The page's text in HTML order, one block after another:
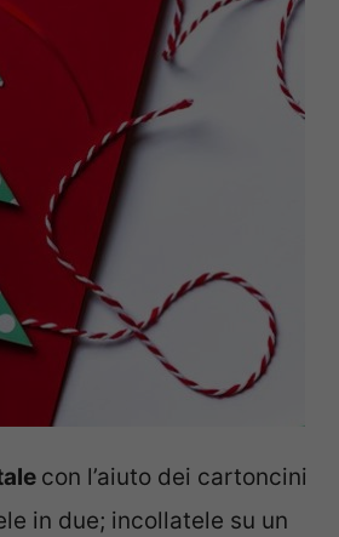
con l’aiuto dei cartoncini
in due; incollatele su un